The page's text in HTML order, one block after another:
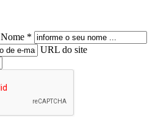
Nome *
URL do site